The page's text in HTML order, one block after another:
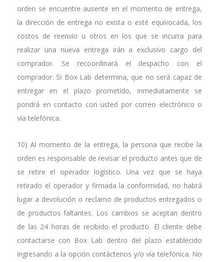
orden se encuentre ausente en el momento de entrega,
la dirección de entrega no exista o esté equivocada, los
costos de reenvío u otros en los que se incurra para
realizar una nueva entrega irán a exclusivo cargo del
comprador. Se recoordinará el despacho con el
comprador. Si Box Lab determina, que no será capaz de
entregar en el plazo prometido, inmediatamente se
pondrá en contacto con usted por correo electrónico o
vía telefónica.
10) Al momento de la entrega, la persona que recibe la
orden es responsable de revisar el producto antes que de
se retire el operador logístico. Una vez que se haya
retirado el operador y firmada la conformidad, no habrá
lugar a devolución o reclamo de productos entregados o
de productos faltantes. Los cambios se aceptan dentro
de las 24 horas de recibido el producto. El cliente debe
contactarse con Box Lab dentro del plazo establecido
ingresando a la opción contáctenos y/o vía telefónica. No